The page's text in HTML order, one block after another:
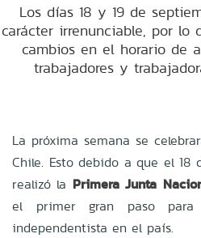
Los días 18 y 19 de
carácter irrenunciable, por lo
cambios en el horario de
trabajadores y
La próxima semana se
Chile. Esto debido a que el 18
realizó la Primera Junta
el primer gran paso para
independentista en el país.